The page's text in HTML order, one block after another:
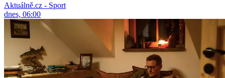
Aktuálně.cz - Sport
dnes, 06:00